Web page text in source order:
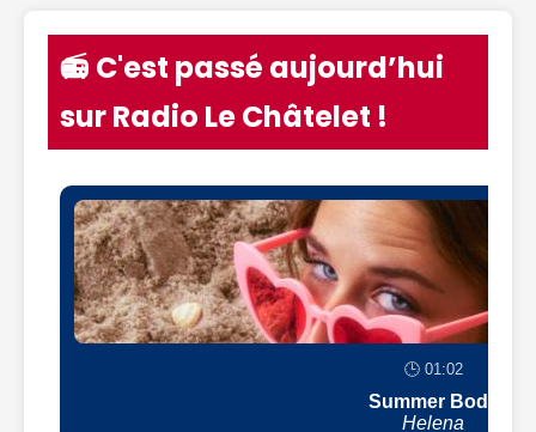
📻 C'est passé aujourd’hui
sur Radio Le Châtelet !
🕒 01:02
Summer Body
Helena